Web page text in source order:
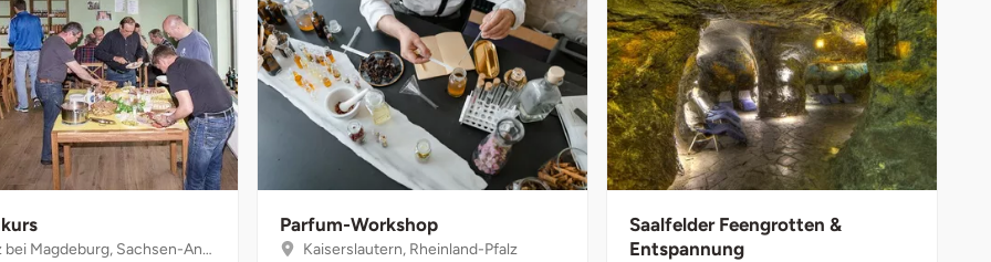
Magdeburg, Sachsen-Anhalt
Parfum-Workshop
Kaiserslautern, Rheinland-Pfalz
Saalfelder Feengrotten &
Entspannung